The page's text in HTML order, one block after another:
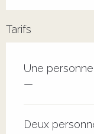
Tarifs
Tarifs 2026
Une
—
Deux